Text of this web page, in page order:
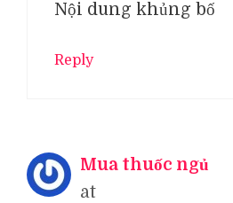
Nội dung khủng bố
Reply
Mua thuốc ngủ
at